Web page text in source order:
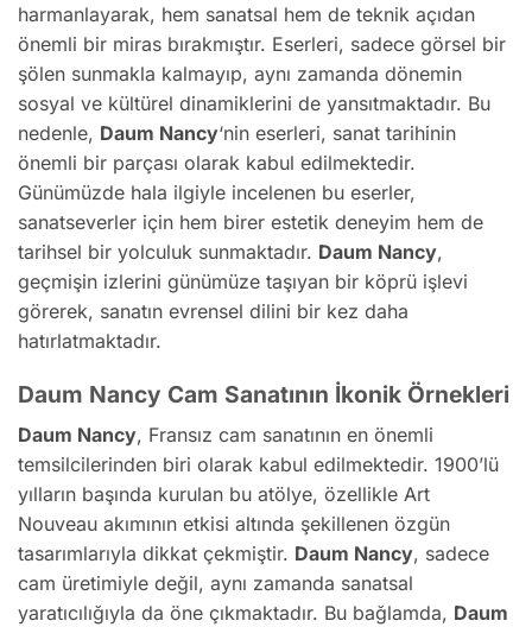
harmanlayarak, hem sanatsal hem de teknik açıdan
önemli bir miras bırakmıştır. Eserleri, sadece görsel bir
şölen sunmakla kalmayıp, aynı zamanda dönemin
sosyal ve kültürel dinamiklerini de yansıtmaktadır. Bu
nedenle, Daum Nancy‘nin eserleri, sanat tarihinin
önemli bir parçası olarak kabul edilmektedir.
Günümüzde hala ilgiyle incelenen bu eserler,
sanatseverler için hem birer estetik deneyim hem de
tarihsel bir yolculuk sunmaktadır. Daum Nancy,
geçmişin izlerini günümüze taşıyan bir köprü işlevi
görerek, sanatın evrensel dilini bir kez daha
hatırlatmaktadır.
Daum Nancy Cam Sanatının İkonik Örnekleri
Daum Nancy, Fransız cam sanatının en önemli
temsilcilerinden biri olarak kabul edilmektedir. 1900’lü
yılların başında kurulan bu atölye, özellikle Art
Nouveau akımının etkisi altında şekillenen özgün
tasarımlarıyla dikkat çekmiştir. Daum Nancy, sadece
cam üretimiyle değil, aynı zamanda sanatsal
yaratıcılığıyla da öne çıkmaktadır. Bu bağlamda, Daum